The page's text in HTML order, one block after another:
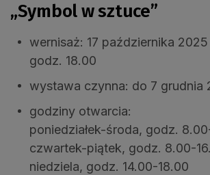
„Symbol w sztuce”
wernisaż: 17 października
godz. 18.00
wystawa czynna: do 7 grudnia
godziny otwarcia:
poniedziałek-środa, godz.
czwartek-piątek, godz. 8.00-
niedziela, godz. 14.00-18.00